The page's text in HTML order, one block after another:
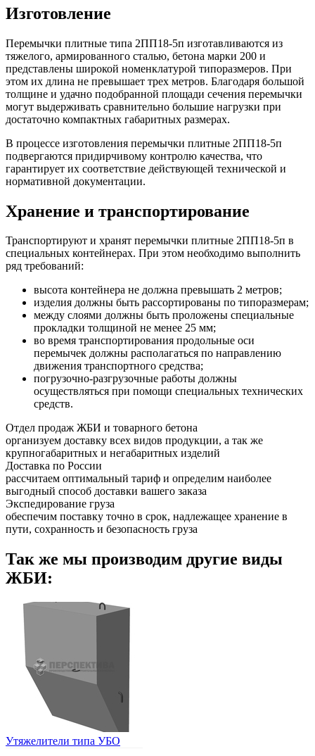
Изготовление
Перемычки плитные типа 2ПП18-5п изготавливаются из
тяжелого, армированного сталью, бетона марки 200 и
представлены широкой номенклатурой типоразмеров. При
этом их длина не превышает трех метров. Благодаря большой
толщине и удачно подобранной площади сечения перемычки
могут выдерживать сравнительно большие нагрузки при
достаточно компактных габаритных размерах.
В процессе изготовления перемычки плитные 2ПП18-5п
подвергаются придирчивому контролю качества, что
гарантирует их соответствие действующей технической и
нормативной документации.
Хранение и транспортирование
Транспортируют и хранят перемычки плитные 2ПП18-5п в
специальных контейнерах. При этом необходимо выполнить
ряд требований:
высота контейнера не должна превышать 2 метров;
изделия должны быть рассортированы по типоразмерам;
между слоями должны быть проложены специальные
прокладки толщиной не менее 25 мм;
во время транспортирования продольные оси
перемычек должны располагаться по направлению
движения транспортного средства;
погрузочно-разгрузочные работы должны
осуществляться при помощи специальных технических
средств.
Отдел продаж ЖБИ и товарного бетона
организуем доставку всех видов продукции, а так же
крупногабаритных и негабаритных изделий
Доставка по России
рассчитаем оптимальный тариф и определим наиболее
выгодный способ доставки вашего заказа
Экспедирование груза
обеспечим поставку точно в срок, надлежащее хранение в
пути, сохранность и безопасность груза
Так же мы производим другие виды
ЖБИ:
Утяжелители типа УБО